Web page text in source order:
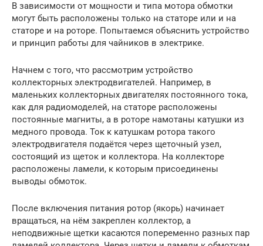
В зависимости от мощности и типа мотора обмотки
могут быть расположены только на статоре или и на
статоре и на роторе. Попытаемся объяснить устройство
и принцип работы для чайников в электрике.
Начнем с того, что рассмотрим устройство
коллекторных электродвигателей. Например, в
маленьких коллекторных двигателях постоянного тока,
как для радиомоделей, на статоре расположены
постоянные магниты, а в роторе намотаны катушки из
медного провода. Ток к катушкам ротора такого
электродвигателя подаётся через щеточный узел,
состоящий из щеток и коллектора. На коллекторе
расположены ламели, к которым присоединены
выводы обмоток.
После включения питания ротор (якорь) начинает
вращаться, на нём закреплен коллектор, а
неподвижные щетки касаются попеременно разных пар